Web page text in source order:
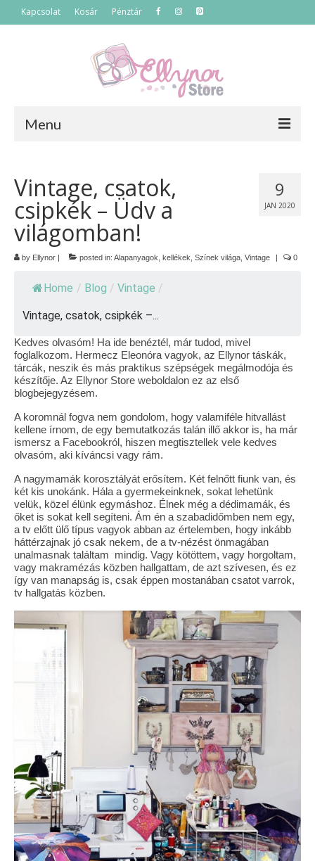
Kapcsolat Kosár Pénztár
Menu
Termékek
Szettek
Akciós termékek
Tárcák
Szemüvegtokok
Zsebkendő tartók
Bankkártya tartók
Tolltartók
Mobiltelefon tartók
Tote bag
Piactér
Kosár
Galéria
Hasznos információk
Vásárok, ahol velem is találkozhattál…
Alapanyagok, kellékek
A termékek tisztítása
Ellynor története
Adatkezelési tájékoztató
Általános Szerződési Feltételek
Blog
9
JAN 2020
Vintage, csatok,
csipkék – Üdv a
világomban!
by Ellynor | posted in: Alapanyagok, kellékek Színek világa Vintage | 0
Home / Blog / Vintage /
Vintage, csatok, csipkék –...
Kedves olvasóm! Ha ide benéztél, már tudod, mivel
foglalkozom. Hermecz Eleonóra vagyok, az Ellynor táskák,
tárcák, neszik és más praktikus szépségek megálmodója és
készítője. Az Ellynor Store weboldalon ez az első
blogbejegyzésem.
A koromnál fogva nem gondolom, hogy valamiféle hitvallást
kellene írnom, de egy bemutatkozás talán illő akkor is, ha már
ismersz a Facebookról, hiszen megtisztellek vele kedves
olvasóm, aki kíváncsi vagy rám.
A nagymamák korosztályát erősítem. Két felnőtt fiunk van, és
két kis unokánk. Hála a gyermekeinknek, sokat lehetünk
velük, közel élünk egymáshoz. Élnek még a dédimamák, és
őket is sokat kell segíteni. Ám én a szabadidőmben nem egy,
a tv előtt ülő típus vagyok abban az értelemben, hogy inkább
háttérzajnak jó csak nekem, de a tv-nézést önmagában
unalmasnak találtam mindig. Vagy kötöttem, vagy horgoltam,
vagy makramézás közben hallgattam, de azt szívesen, és ez
így van manapság is, csak éppen mostanában csatot varrok,
tv hallgatás közben.